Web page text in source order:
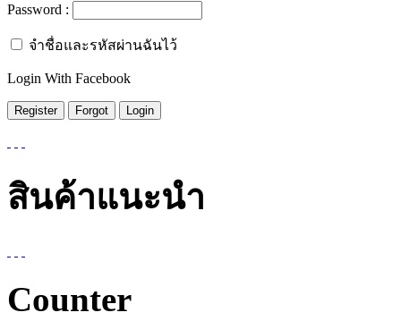
Password :
จำชื่อและรหัสผ่านฉันไว้
Login With Facebook
สินค้าแนะนำ
Counter